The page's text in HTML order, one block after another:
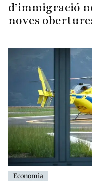
d’immigració
noves
Economia